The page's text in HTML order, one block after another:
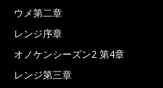
ウメ第二章
レンジ序章
オノケンシーズン2 第4章
レンジ第三章